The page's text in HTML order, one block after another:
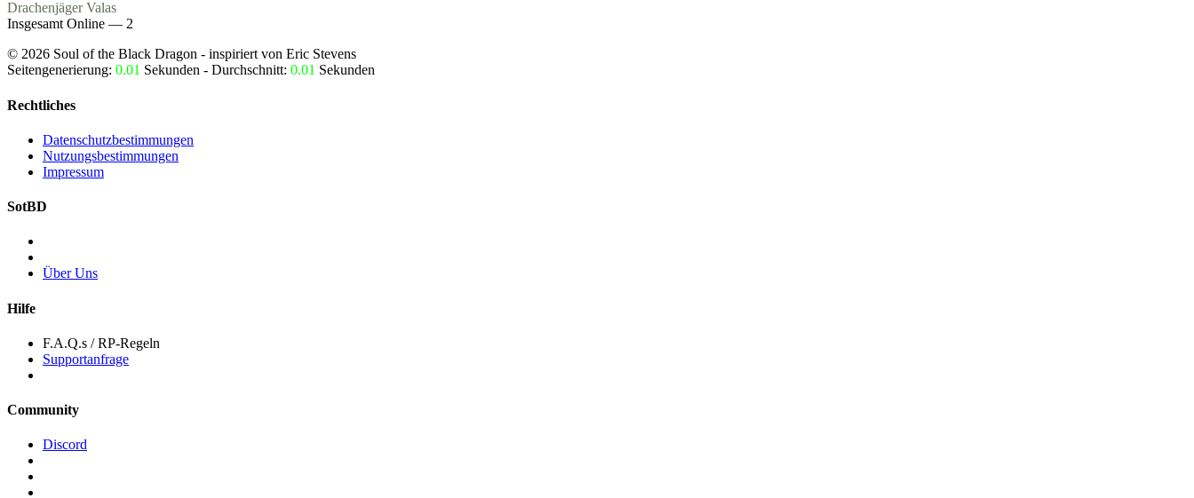
Drachenjäger Valas
Insgesamt Online — 2
© 2026 Soul of the Black Dragon - inspiriert von Eric Stevens
Seitengenerierung: 0.01 Sekunden - Durchschnitt: 0.01 Sekunden
Rechtliches
Datenschutzbestimmungen
Nutzungsbestimmungen
Impressum
SotBD
Über Uns
Hilfe
F.A.Q.s / RP-Regeln
Supportanfrage
Community
Discord